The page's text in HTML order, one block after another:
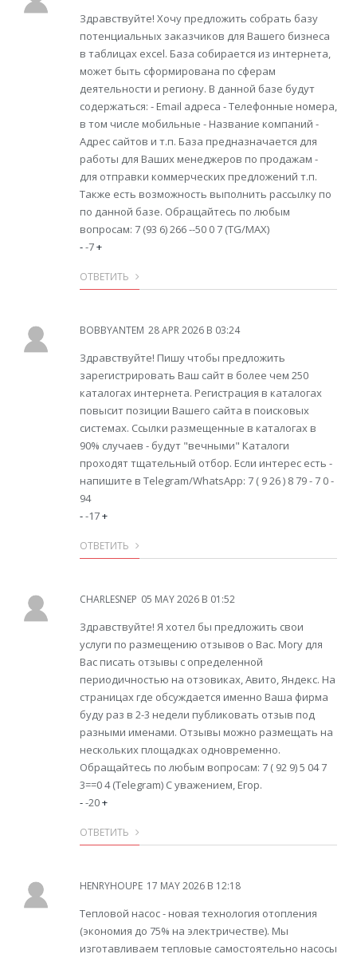
Здравствуйте! Хочу предложить собрать базу
потенциальных заказчиков для Вашего бизнеса
в таблицах excel. База собирается из интернета,
может быть сформирована по сферам
деятельности и региону. В данной базе будут
содержаться: - Email адреса - Телефонные номера,
в том числе мобильные - Название компаний -
Адрес сайтов и т.п. База предназначается для
работы для Ваших менеджеров по продажам -
для отправки коммерческих предложений т.п.
Также есть возможность выполнить рассылку по
по данной базе. Обращайтесь по любым
вопросам: 7 (93 6) 266 --50 0 7 (TG/MAX)
--7+
ОТВЕТИТЬ
BOBBYANTEM 28 APR 2026 В 03:24
Здравствуйте! Пишу чтобы предложить
зарегистрировать Ваш сайт в более чем 250
каталогах интернета. Регистрация в каталогах
повысит позиции Вашего сайта в поисковых
системах. Ссылки размещенные в каталогах в
90% случаев - будут "вечными" Каталоги
проходят тщательный отбор. Если интерес есть -
напишите в Telegram/WhatsApp: 7 ( 9 26 ) 8 79 - 7 0 -
94
--17+
ОТВЕТИТЬ
CHARLESNEP 05 MAY 2026 В 01:52
Здравствуйте! Я хотел бы предложить свои
услуги по размещению отзывов о Вас. Могу для
Вас писать отзывы с определенной
периодичностью на отзовиках, Авито, Яндекс. На
страницах где обсуждается именно Ваша фирма
буду раз в 2-3 недели публиковать отзыв под
разными именами. Отзывы можно размещать на
нескольких площадках одновременно.
Обращайтесь по любым вопросам: 7 ( 92 9) 5 04 7
3==0 4 (Telegram) С уважением, Егор.
--20+
ОТВЕТИТЬ
HENRYHOUPE 17 MAY 2026 В 12:18
Тепловой насос - новая технология отопления
(экономия до 75% на электричестве). Мы
изготавливаем тепловые самостоятельно насосы